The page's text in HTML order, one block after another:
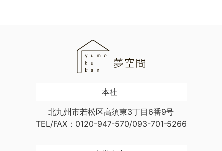
本社
北九州市若松区高須東3丁目6番9号
TEL/FAX：0120-947-570/093-701-5266